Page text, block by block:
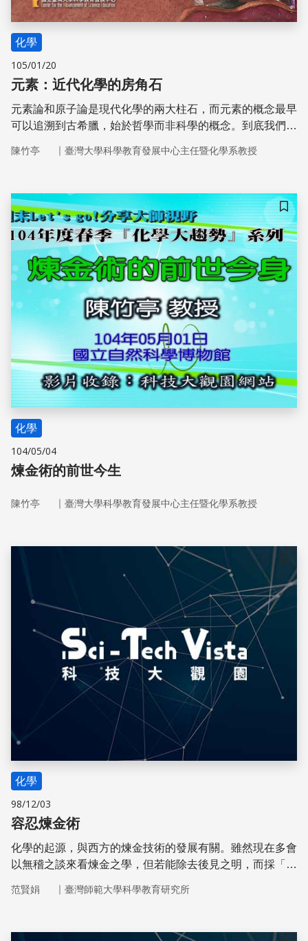
化學
105/01/20
元素：近代化學的房角石
元素論和原子論是現代化學的兩大柱石，而元素的概念最早
可以追溯到古希臘，始於哲學而非科學的概念。到底我們對
陳竹亭 ｜ 臺灣大學科學教育發展中心主任暨化學系教授
儲存
化學
104/05/04
煉金術的前世今生
陳竹亭 ｜ 臺灣大學科學教育發展中心主任暨化學系教授
儲存
化學
98/12/03
容忍煉金術
化學的起源，與西方的煉金技術的發展有關。雖然現在多會
以無稽之談來看煉金之學，但若能除去後見之明，而採「莫
其中找到鏡鑑之處。
范賢娟 ｜ 臺灣師範大學科學教育研究所